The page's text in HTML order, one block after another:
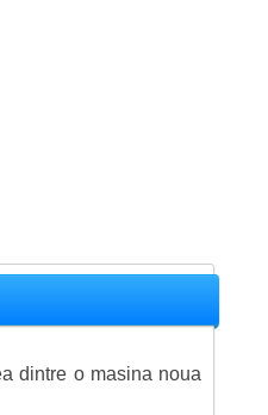
dintre o masina noua